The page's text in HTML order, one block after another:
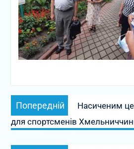
Навігація
записів
Попередній
запис:
Насиченим
для спортсменів